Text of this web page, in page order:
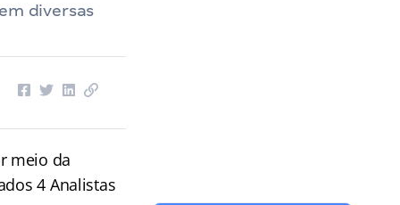
diversas
meio da
4 Analistas